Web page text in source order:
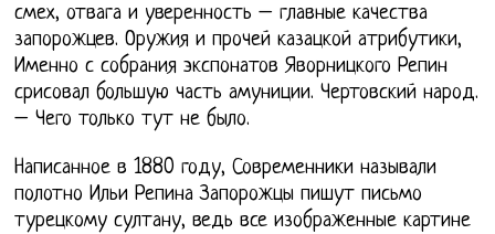
смех, отвага и уверенность – главные качества
запорожцев. Оружия и прочей казацкой атрибутики,
Именно с собрания экспонатов Яворницкого Репин
срисовал большую часть амуниции. Чертовский народ.
– Чего только тут не было.
Написанное в 1880 году, Современники называли
полотно Ильи Репина Запорожцы пишут письмо
турецкому султану, ведь все изображенные картине